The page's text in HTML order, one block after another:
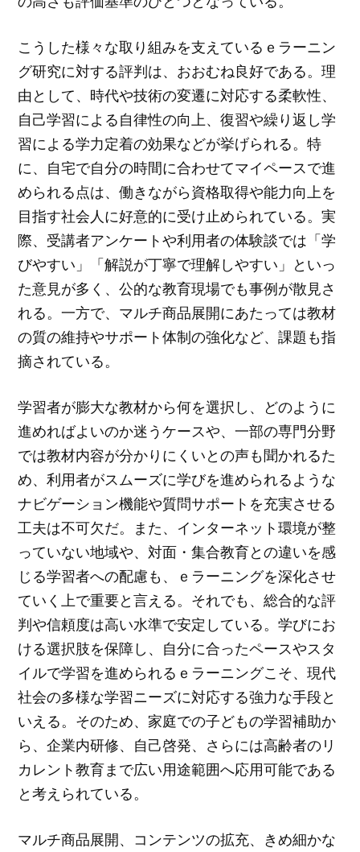
こうした様々な取り組みを支えているｅラーニン
グ研究に対する評判は、おおむね良好である。理
由として、時代や技術の変遷に対応する柔軟性、
自己学習による自律性の向上、復習や繰り返し学
習による学力定着の効果などが挙げられる。特
に、自宅で自分の時間に合わせてマイペースで進
められる点は、働きながら資格取得や能力向上を
目指す社会人に好意的に受け止められている。実
際、受講者アンケートや利用者の体験談では「学
びやすい」「解説が丁寧で理解しやすい」といっ
た意見が多く、公的な教育現場でも事例が散見さ
れる。一方で、マルチ商品展開にあたっては教材
の質の維持やサポート体制の強化など、課題も指
摘されている。
学習者が膨大な教材から何を選択し、どのように
進めればよいのか迷うケースや、一部の専門分野
では教材内容が分かりにくいとの声も聞かれるた
め、利用者がスムーズに学びを進められるような
ナビゲーション機能や質問サポートを充実させる
工夫は不可欠だ。また、インターネット環境が整
っていない地域や、対面・集合教育との違いを感
じる学習者への配慮も、ｅラーニングを深化させ
ていく上で重要と言える。それでも、総合的な評
判や信頼度は高い水準で安定している。学びにお
ける選択肢を保障し、自分に合ったペースやスタ
イルで学習を進められるｅラーニングこそ、現代
社会の多様な学習ニーズに対応する強力な手段と
いえる。そのため、家庭での子どもの学習補助か
ら、企業内研修、自己啓発、さらには高齢者のリ
カレント教育まで広い用途範囲へ応用可能である
と考えられている。
マルチ商品展開、コンテンツの拡充、きめ細かな